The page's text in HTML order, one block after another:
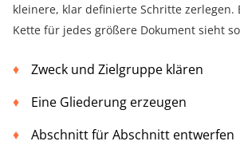
kleinere, klar definierte Schritte zerlegen.
Kette für jedes größere Dokument sieht
Zweck und Zielgruppe klären
Eine Gliederung erzeugen
Abschnitt für Abschnitt entwerfen